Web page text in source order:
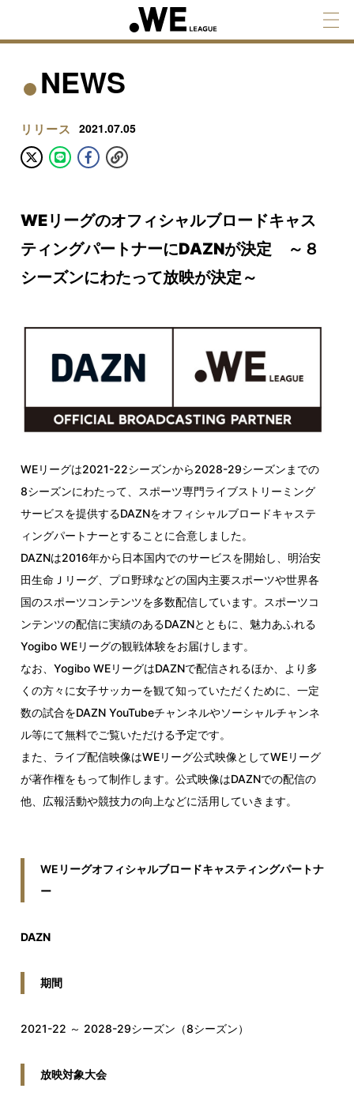
NEWS
リリース 2021.07.05
WEリーグのオフィシャルブロードキャス
ティングパートナーにDAZNが決定 ～８
シーズンにわたって放映が決定～
WEリーグは2021-22シーズンから2028-29シーズンまでの
8シーズンにわたって、スポーツ専門ライブストリーミング
サービスを提供するDAZNをオフィシャルブロードキャステ
ィングパートナーとすることに合意しました。
DAZNは2016年から日本国内でのサービスを開始し、明治安
田生命Ｊリーグ、プロ野球などの国内主要スポーツや世界各
国のスポーツコンテンツを多数配信しています。スポーツコ
ンテンツの配信に実績のあるDAZNとともに、魅力あふれる
Yogibo WEリーグの観戦体験をお届けします。
なお、Yogibo WEリーグはDAZNで配信されるほか、より多
くの方々に女子サッカーを観て知っていただくために、一定
数の試合をDAZN YouTubeチャンネルやソーシャルチャンネ
ル等にて無料でご覧いただける予定です。
また、ライブ配信映像はWEリーグ公式映像としてWEリーグ
が著作権をもって制作します。公式映像はDAZNでの配信の
他、広報活動や競技力の向上などに活用していきます。
WEリーグオフィシャルブロードキャスティングパートナ
ー
DAZN
期間
2021-22 ～ 2028-29シーズン（8シーズン）
放映対象大会